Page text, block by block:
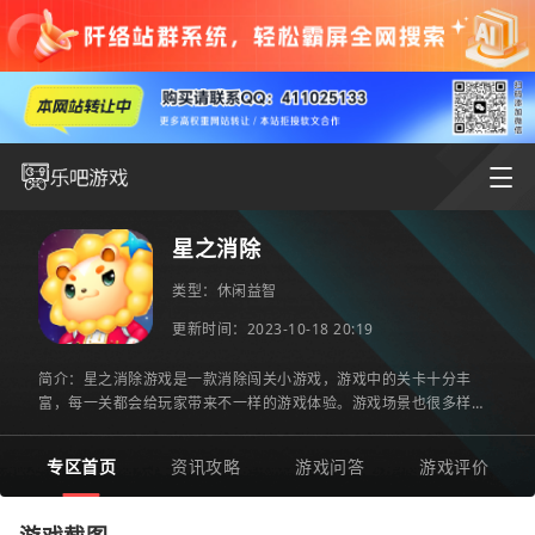
星之消除
类型： 休闲益智
更新时间：2023-10-18 20:19
简介：星之消除游戏是一款消除闯关小游戏，游戏中的关卡十分丰
富，每一关都会给玩家带来不一样的游戏体验。游戏场景也很多样，
专区首页 资讯攻略 游戏问答 游戏评价